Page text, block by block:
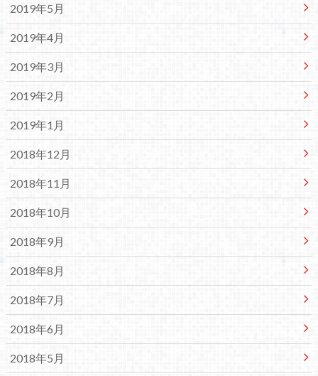
2019年5月
2019年4月
2019年3月
2019年2月
2019年1月
2018年12月
2018年11月
2018年10月
2018年9月
2018年8月
2018年7月
2018年6月
2018年5月